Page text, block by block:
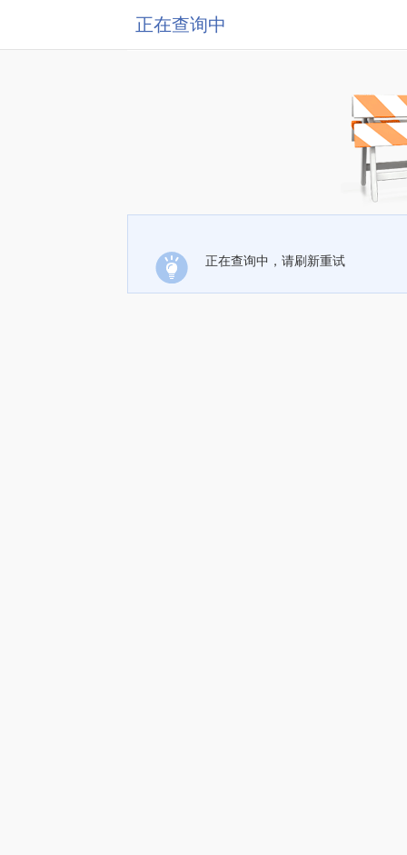
正在查询中
正在查询中，请刷新重试